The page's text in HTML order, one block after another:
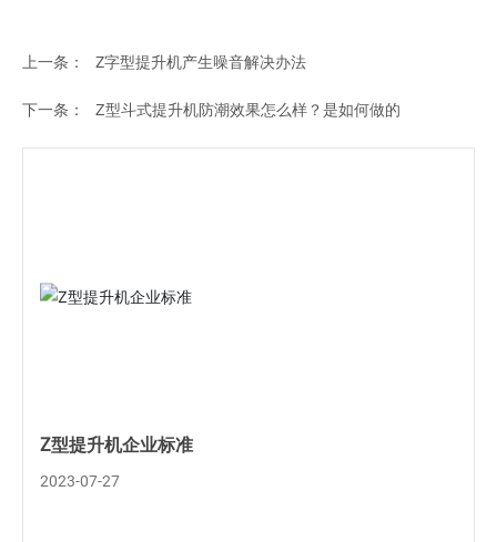
上一条： Z字型提升机产生噪音解决办法
下一条： Z型斗式提升机防潮效果怎么样？是如何做的
Z型提升机企业标准
2023-07-27